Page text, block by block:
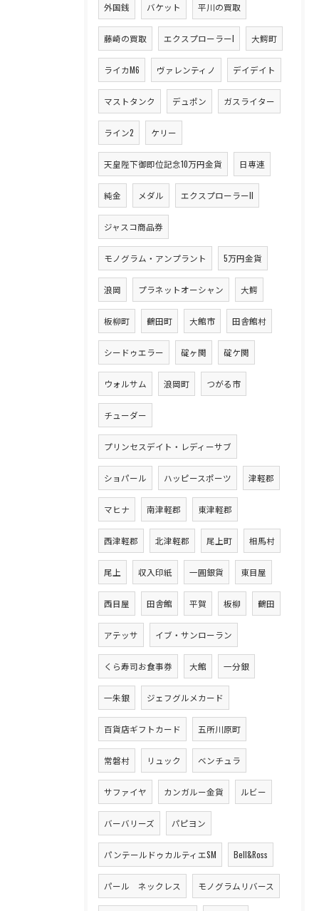
外国銭 バケット 平川の買取
藤崎の買取 エクスプローラーI 大鰐町
ライカM6 ヴァレンティノ デイデイト
マストタンク デュポン ガスライター
ライン2 ケリー
天皇陛下御即位記念10万円金貨 日専連
純金 メダル エクスプローラーII
ジャスコ商品券
モノグラム・アンプラント 5万円金貨
浪岡 プラネットオーシャン 大鰐
板柳町 鶴田町 大館市 田舎館村
シードゥエラー 碇ヶ関 碇ケ関
ウォルサム 浪岡町 つがる市
チューダー
プリンセスデイト・レディーサブ
ショパール ハッピースポーツ 津軽郡
マヒナ 南津軽郡 東津軽郡
西津軽郡 北津軽郡 尾上町 相馬村
尾上 収入印紙 一圓銀貨 東目屋
西目屋 田舎館 平賀 板柳 鶴田
アテッサ イブ・サンローラン
くら寿司お食事券 大館 一分銀
一朱銀 ジェフグルメカード
百貨店ギフトカード 五所川原町
常磐村 リュック ベンチュラ
サファイヤ カンガルー金貨 ルビー
バーバリーズ パピヨン
パンテールドゥカルティエSM Bell&Ross
パール ネックレス モノグラムリバース